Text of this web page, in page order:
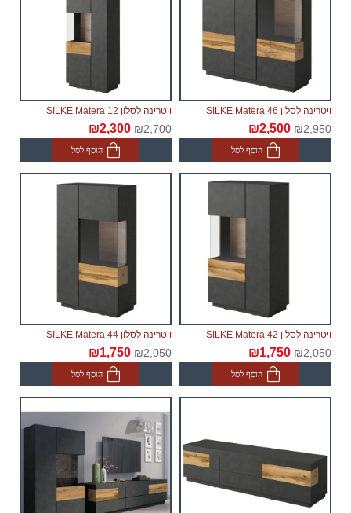
ויטרינה לסלון SILKE Matera 46
₪2,950
₪2,500
הוסף לסל
ויטרינה לסלון SILKE Matera 12
₪2,700
₪2,300
הוסף לסל
ויטרינה לסלון SILKE Matera 42
₪2,050
₪1,750
הוסף לסל
ויטרינה לסלון SILKE Matera 44
₪2,050
₪1,750
הוסף לסל